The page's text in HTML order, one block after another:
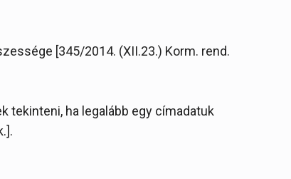
[345/2014. (XII.23.) Korm. rend.
tekinteni, ha legalább egy címadatuk